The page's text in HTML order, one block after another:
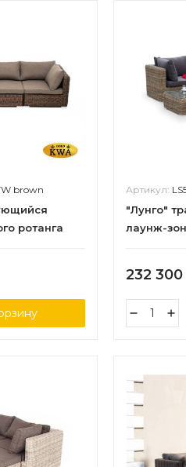
brown
ротанга
Артикул:
"Лунго"
лаунж-
232